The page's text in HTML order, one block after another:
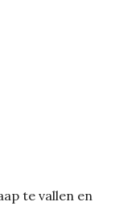
te vallen en